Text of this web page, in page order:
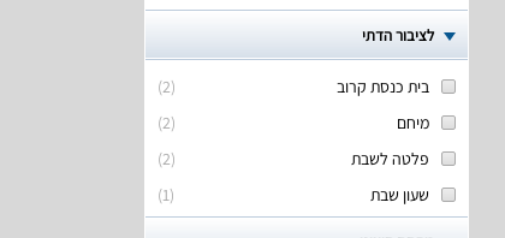
לציבור הדתי
(
2
)
בית כנסת קרוב
(
2
)
מיחם
(
2
)
פלטה לשבת
(
1
) שעון שבת